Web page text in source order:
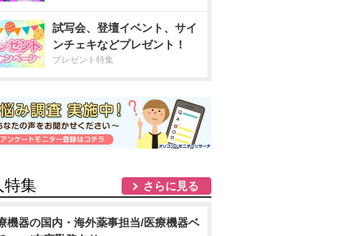
試写会、登壇イベント、サイ
ンチェキなどプレゼント！
プレゼント特集
特集 さらに見る
機器の国内・海外薬事担当/医療機器ベ